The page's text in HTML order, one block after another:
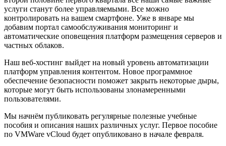
услуги станут более управляемыми. Все можно
контролировать на вашем смартфоне. Уже в январе мы
добавим портал самообслуживания мониторинг и
автоматические оповещения платформ размещения серверов и
частных облаков.
Наш веб-хостинг выйдет на новый уровень автоматизации
платформ управления контентом. Новое программное
обеспечение безопасности поможет закрыть некоторые дыры,
которые могут быть использованы злонамеренными
пользователями.
Мы начнём публиковать регулярные полезные учебные
пособия и описания наших различных услуг. Первое пособие
по VMWare vCloud будет опубликовано в начале февраля.